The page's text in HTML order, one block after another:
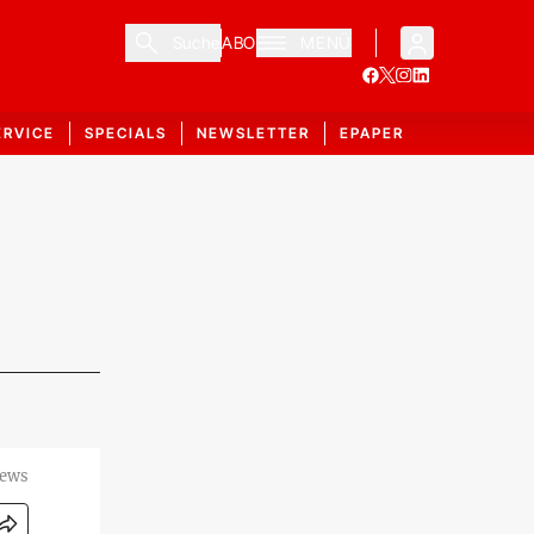
ABO
SPECIALS NEWSLETTER EPAPER